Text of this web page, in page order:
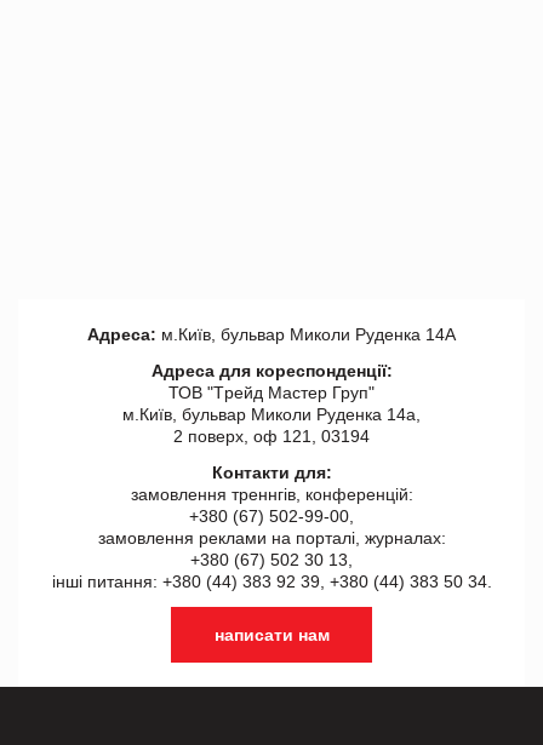
Адреса: м.Київ, бульвар Миколи Руденка 14А
Адреса для кореспонденції:
ТОВ "Tрейд Мастер Груп"
м.Київ, бульвар Миколи Руденка 14а,
2 поверх, оф 121, 03194
Контакти для:
замовлення треннгів, конференцій:
+380 (67) 502-99-00,
замовлення реклами на порталі, журналах:
+380 (67) 502 30 13,
інші питання: +380 (44) 383 92 39, +380 (44) 383 50 34.
написати нам